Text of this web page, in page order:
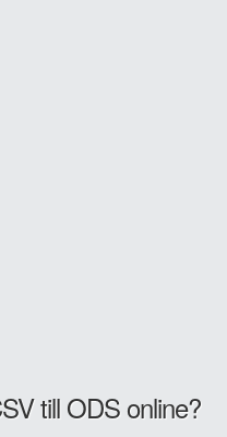
till ODS online?